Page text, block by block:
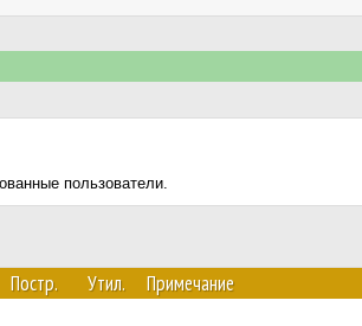
пользователи.
Постр. Утил. Примечание